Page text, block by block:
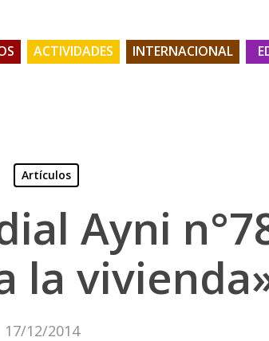
ACTIVIDADES INTERNACIONAL
Artículos
Ayni
la
17/12/2014